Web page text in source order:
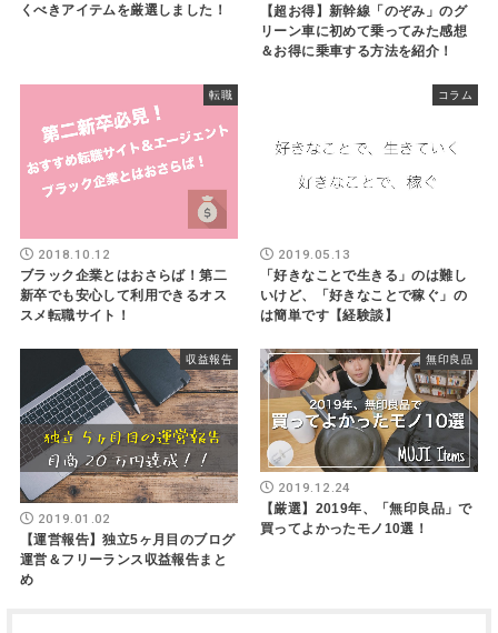
くべきアイテムを厳選しました！
【超お得】新幹線「のぞみ」のグ
リーン車に初めて乗ってみた感想
＆お得に乗車する方法を紹介！
転職
2018.10.12
ブラック企業とはおさらば！第二
新卒でも安心して利用できるオス
スメ転職サイト！
コラム
2019.05.13
「好きなことで生きる」のは難し
いけど、「好きなことで稼ぐ」の
は簡単です【経験談】
収益報告
2019.01.02
【運営報告】独立5ヶ月目のブログ
運営＆フリーランス収益報告まと
め
無印良品
2019.12.24
【厳選】2019年、「無印良品」で
買ってよかったモノ10選！